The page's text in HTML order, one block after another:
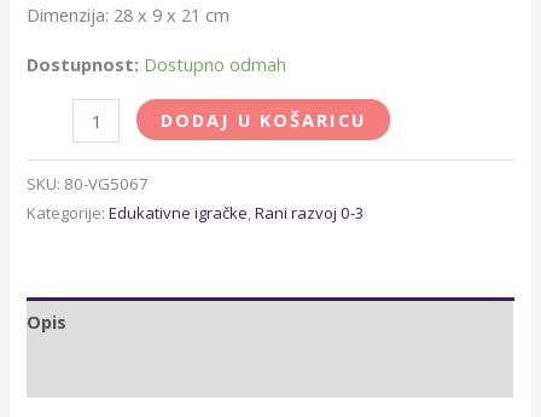
Dimenzija: 28 x 9 x 21 cm
Dostupnost: Dostupno odmah
DODAJ U KOŠARICU
SKU: 80-VG5067
Kategorije:Edukativne igračke,Rani razvoj 0-3
Opis